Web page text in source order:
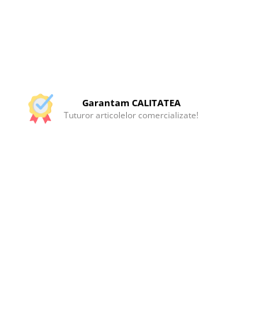
Garantam CALITATEA
Tuturor articolelor comercializate!